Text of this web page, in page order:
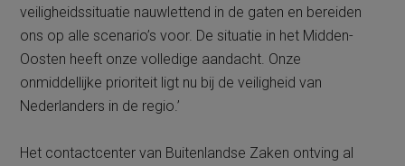
veiligheidssituatie nauwlettend in de gaten en bereiden
ons op alle scenario’s voor. De situatie in het Midden-
Oosten heeft onze volledige aandacht. Onze
onmiddellijke prioriteit ligt nu bij de veiligheid van
Nederlanders in de regio.’
Het contactcenter van Buitenlandse Zaken ontving al